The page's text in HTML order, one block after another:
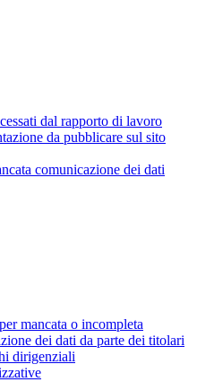
dal rapporto di lavoro
da pubblicare sul sito
comunicazione dei dati
mancata o incompleta
dei dati da parte dei titolari
dirigenziali